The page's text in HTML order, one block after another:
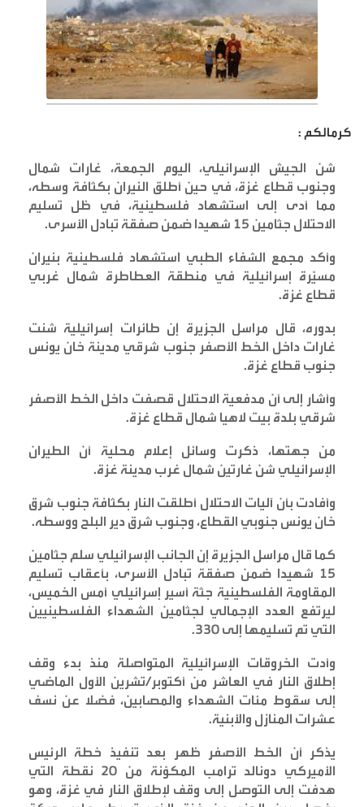
كرمالكم :
شن الجيش الإسرائيلي، اليوم الجمعة، غارات شمال
وجنوب قطاع غزة، في حين أطلق النيران بكثافة وسطه،
مما أدى إلى استشهاد فلسطينية، في ظل تسليم
الاحتلال جثامين 15 شهيدا ضمن صفقة تبادل الأسرى
.
وأكد مجمع الشفاء الطبي استشهاد فلسطينية بنيران
مسيّرة إسرائيلية في منطقة العطاطرة شمال غربي
قطاع غزة.
بدوره، قال مراسل الجزيرة إن طائرات إسرائيلية شنت
غارات داخل الخط الأصفر جنوب شرقي مدينة خان يونس
جنوب قطاع غزة.
وأشار إلى أن مدفعية الاحتلال قصفت داخل الخط الأصفر
شرقي بلدة بيت لاهيا شمال قطاع غزة.
من جهتها، ذكرت وسائل إعلام محلية أن الطيران
الإسرائيلي شن غارتين شمال غرب مدينة غزة.
وأفادت بأن آليات الاحتلال أطلقت النار بكثافة جنوب شرق
خان يونس جنوبي القطاع، وجنوب شرق دير البلح ووسطه.
كما قال مراسل الجزيرة إن الجانب الإسرائيلي سلم جثامين
15 شهيدا ضمن صفقة تبادل الأسرى، بأعقاب تسليم
المقاومة الفلسطينية جثة أسير إسرائيلي أمس الخميس،
ليرتفع العدد الإجمالي لجثامين الشهداء الفلسطينيين
التي تم تسليمها إلى 330
.
وأدت الخروقات الإسرائيلية المتواصلة منذ بدء وقف
إطلاق النار في العاشر من أكتوبر/تشرين الأول الماضي
إلى سقوط مئات الشهداء والمصابين، فضلا عن نسف
عشرات المنازل والأبنية.
يذكر أن الخط الأصفر ظهر بعد تنفيذ خطة الرئيس
الأميركي دونالد ترامب المكوّنة من 20 نقطة التي
هدفت إلى التوصل إلى وقف لإطلاق النار في غزة، وهو